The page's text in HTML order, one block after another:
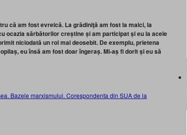
că am fost evreică. La grădiniţă am fost la maici, la
ocazia sărbătorilor creștine și am participat și eu la acele
niciodată un rol mai deosebit. De exemplu, prietena
eu însă am fost doar îngeraș. Mi‑aș fi dorit și eu să
Bazele marxismului. Corespondenta din SUA de la